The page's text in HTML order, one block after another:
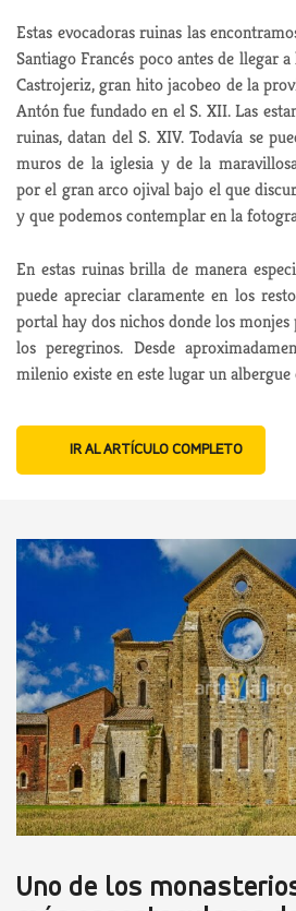
Estas evocadoras ruinas las
Santiago Francés poco antes de llegar
Castrojeriz, gran hito jacobeo de la
Antón fue fundado en el S. XII. Las
ruinas, datan del S. XIV. Todavía se
muros de la iglesia y de la
por el gran arco ojival bajo el que
y que podemos contemplar en la
En estas ruinas brilla de manera
puede apreciar claramente en los
portal hay dos nichos donde los
los peregrinos. Desde
milenio existe en este lugar un albergue
IR AL ARTÍCULO COMPLETO
Uno de los